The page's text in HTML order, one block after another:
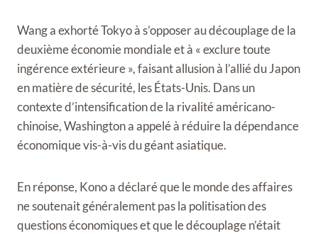
Wang a exhorté Tokyo à s’opposer au découplage de la
deuxième économie mondiale et à « exclure toute
ingérence extérieure », faisant allusion à l’allié du Japon
en matière de sécurité, les États-Unis. Dans un
contexte d’intensification de la rivalité américano-
chinoise, Washington a appelé à réduire la dépendance
économique vis-à-vis du géant asiatique.
En réponse, Kono a déclaré que le monde des affaires
ne soutenait généralement pas la politisation des
questions économiques et que le découplage n’était